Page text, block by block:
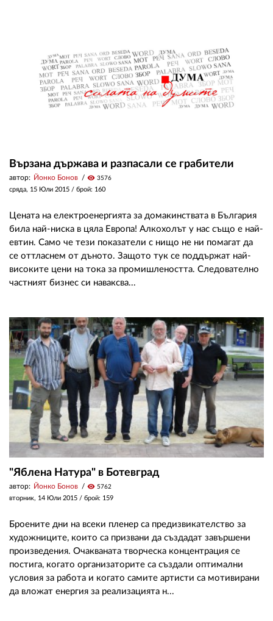
Вързана държава и разпасали се грабители
автор: Йонко Бонов visibility 3576
сряда, 15 Юли 2015 / брой: 160
Цената на електроенергията за домакинствата в България
била най-ниска в цяла Европа! Алкохолът у нас също е най-
евтин. Само че тези показатели с нищо не ни помагат да
се оттласнем от дъното. Защото тук се поддържат най-
високите цени на тока за промишлеността. Следователно
частният бизнес си наваксва...
"Яблена Натура" в Ботевград
автор: Йонко Бонов visibility 5762
вторник, 14 Юли 2015 / брой: 159
Броените дни на всеки пленер са предизвикателство за
художниците, които са призвани да създадат завършени
произведения. Очакваната творческа концентрация се
постига, когато организаторите са създали оптимални
условия за работа и когато самите артисти са мотивирани
да вложат енергия за реализацията н...